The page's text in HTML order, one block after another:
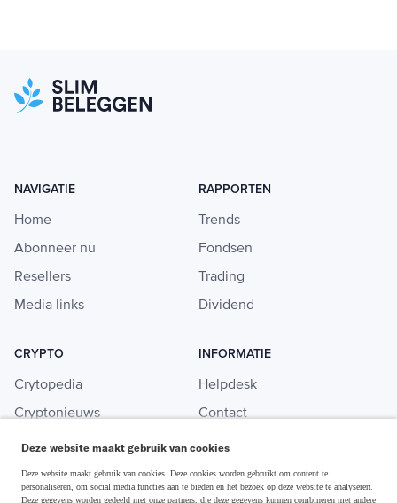
NAVIGATIE
Home
Abonneer nu
Resellers
Media links
RAPPORTEN
Trends
Fondsen
Trading
Dividend
CRYPTO
Crytopedia
Cryptonieuws
Crypto koopgids
Investeren in crypto
INFORMATIE
Helpdesk
Contact
Adverteren
Deze website maakt gebruik van cookies
Deze website maakt gebruik van cookies. Deze cookies worden gebruikt om content te
personaliseren, om social media functies aan te bieden en het bezoek op deze website te analyseren.
Deze gegevens worden gedeeld met onze partners, die deze gegevens kunnen combineren met andere